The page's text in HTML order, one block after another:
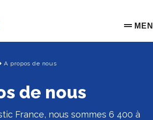
OPEN
A propos de nous
de nous
France, nous sommes 6 400 à